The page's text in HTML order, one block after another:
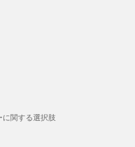
関する選択肢